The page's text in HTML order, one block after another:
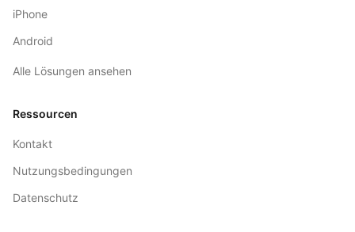
iPhone
Android
Alle Lösungen ansehen
Ressourcen
Kontakt
Nutzungsbedingungen
Datenschutz